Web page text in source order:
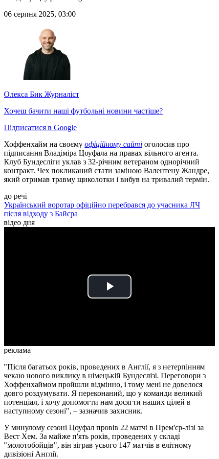
06 серпня 2025, 03:00
Олекса Бик Журналіст
Хочеш бачити наші футбольні новини частіше?
Підписатися в Google
Хоффенхайм на своєму офіційному сайті оголосив про
підписання Владіміра Цоуфала на правах вільного агента.
Клуб Бундесліги уклав з 32-річним ветераном однорічний
контракт. Чех покликаний стати заміною Валентену Жандре,
який отримав травму щиколотки і вибув на тривалий термін.
до речі
Український воротар офіційно перебрався до учасника ЛЧ
після відходу з Байєра
відео дня
Play
реклама
"Після багатьох років, проведених в Англії, я з нетерпінням
чекаю нового виклику в німецькій Бундеслізі. Переговори з
Хоффенхаймом пройшли відмінно, і тому мені не довелося
довго роздумувати. Я переконаний, що у команди великий
потенціал, і хочу допомогти нам досягти наших цілей в
наступному сезоні", – зазначив захисник.
У минулому сезоні Цоуфал провів 22 матчі в Прем'єр-лізі за
Вест Хем. За майже п'ять років, проведених у складі
"молотобойців", він зіграв усього 147 матчів в елітному
дивізіоні Англії.